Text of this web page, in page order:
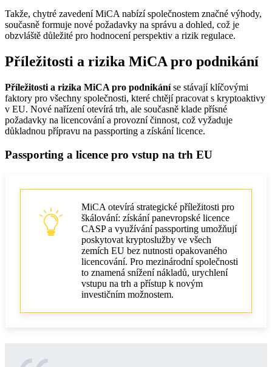
Takže, chytré zavedení MiCA nabízí společnostem značné výhody,
současně formuje nové požadavky na správu a dohled, což je
obzvláště důležité pro hodnocení perspektiv a rizik regulace.
Příležitosti a rizika MiCA pro podnikání
Příležitosti a rizika MiCA pro podnikáníse stávají klíčovými
faktory pro všechny společnosti, které chtějí pracovat s kryptoaktivy
v EU. Nové nařízení otevírá trh, ale současně klade přísné
požadavky na licencování a provozní činnost, což vyžaduje
důkladnou přípravu na passporting a získání licence.
Passporting a licence pro vstup na trh EU
MiCA otevírá strategické příležitosti pro
škálování: získání panevropské licence
CASP a využívání passporting umožňují
poskytovat kryptoslužby ve všech
zemích EU bez nutnosti opakovaného
licencování. Pro mezinárodní společnosti
to znamená snížení nákladů, urychlení
vstupu na trh a přístup k novým
investičním možnostem.